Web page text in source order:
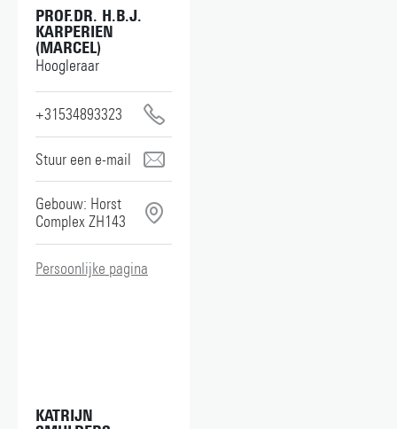
PROF.DR. H.B.J.
KARPERIEN
(MARCEL)
Hoogleraar
+31534893323
marcel.karperien@utwente.nl
Gebouw: Horst
Complex ZH143
Persoonlijke pagina
KATRIJN